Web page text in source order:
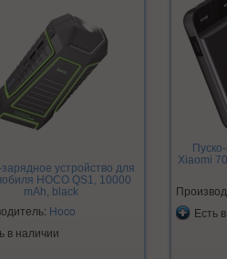
зарядное устройство для
HOCO QS1, 10000
mAh, black
Hoco
в наличии
Xiaomi
Есть